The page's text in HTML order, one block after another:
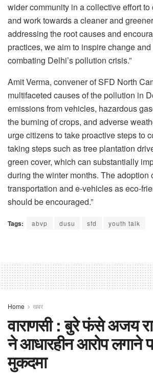
wider community in a collective effort
and work towards a cleaner and
addressing the root causes and
practices, we aim to inspire change
combating Delhi’s pollution crisis.”
Amit Verma, convener of SFD North
multifaceted causes of the pollution in
emissions from vehicles, hazardous
the burning of crops, and adverse
urge citizens to take proactive steps to
taking steps such as tree plantation
green cover, which can substantially
during the winter months. The adoption
transportation and e-vehicles as eco-
should be encouraged.”
Tags: abvp dusu sfd youth talk
Home खबर
वाराणसी : बुरे फंसे अजय
ने आधारहीन आरोप लगाने
मुकदमा